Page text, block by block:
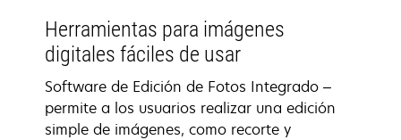
Herramientas para imágenes
digitales fáciles de usar
Software de Edición de Fotos Integrado –
permite a los usuarios realizar una edición
simple de imágenes, como recorte y